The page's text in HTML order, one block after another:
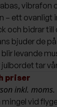
vibrafon
– ett ovanligt
och bidrar till
bjuder de
levande
tar
priser
inkl. moms.
vid